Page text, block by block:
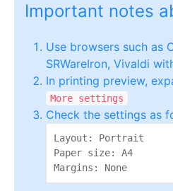
Important notes
Use browsers such as
SRWareIron, Vivaldi
In printing preview,
More settings
Check the settings as
Layout: Portrait
Paper size: A4
Margins: None